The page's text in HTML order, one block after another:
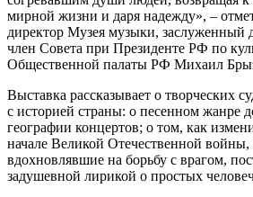
мирной жизни и даря надежду», –
директор Музея музыки, заслуженный
член Совета при Президенте РФ по
Общественной палаты РФ Михаил
Выставка рассказывает о творческих
с историей страны: о песенном жанре
географии концертов; о том, как
начале Великой Отечественной войны,
вдохновлявшие на борьбу с врагом,
задушевной лирикой о простых